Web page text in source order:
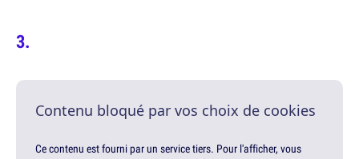
Contenu bloqué par vos choix de cookies
Ce contenu est fourni par un service tiers. Pour l'afficher, vous